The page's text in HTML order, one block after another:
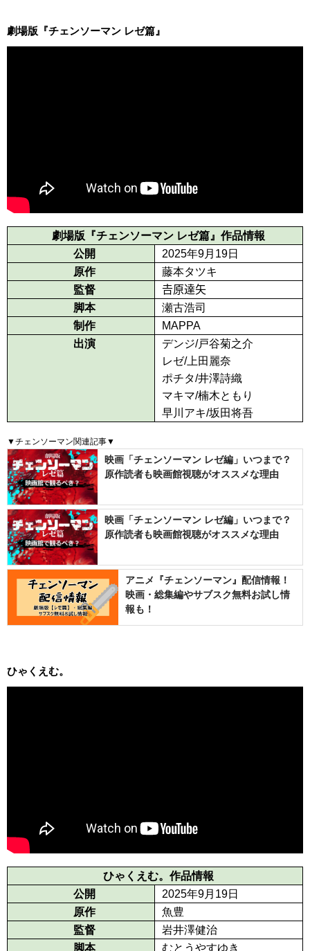
劇場版『チェンソーマン レゼ篇』
劇場版『チェンソーマン レゼ篇』作品情報
公開
2025年9月19日
原作
藤本タツキ
監督
𠮷原達矢
脚本
瀬古浩司
制作
MAPPA
出演
デンジ/戸谷菊之介
レゼ/上田麗奈
ポチタ/井澤詩織
マキマ/楠木ともり
早川アキ/坂田将吾
▼チェンソーマン関連記事▼
映画「チェンソーマン レゼ編」いつまで？
原作読者も映画館視聴がオススメな理由
映画「チェンソーマン レゼ編」いつまで？
原作読者も映画館視聴がオススメな理由
アニメ『チェンソーマン』配信情報！
映画・総集編やサブスク無料お試し情
報も！
ひゃくえむ。
ひゃくえむ。作品情報
公開
2025年9月19日
原作
魚豊
監督
岩井澤健治
脚本
むとうやすゆき